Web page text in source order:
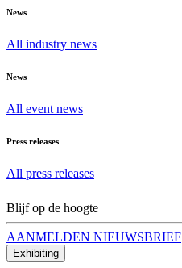
News
All industry news
News
All event news
Press releases
All press releases
Blijf op de hoogte
AANMELDEN NIEUWSBRIEF
Exhibiting